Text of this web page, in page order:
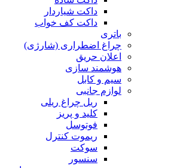
داکت شیاردار
داکت کف خواب
باتری
چراغ اضطراری (شارژی)
اعلان حریق
هوشمند سازی
سیم و کابل
لوازم جانبی
ریل چراغ ریلی
کلید و پریز
فوتوسل
ریموت کنترل
سوکت
سنسور